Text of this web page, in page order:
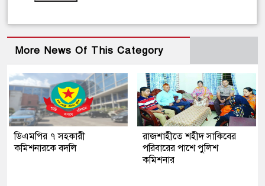
More News Of This Category
ডিএমপির ৭ সহকারী
কমিশনারকে বদলি
রাজশাহীতে শহীদ সাকিবের
পরিবারের পাশে পুলিশ
কমিশনার